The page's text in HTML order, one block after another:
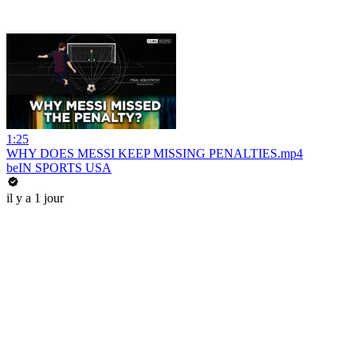
1:25
WHY DOES MESSI KEEP MISSING PENALTIES.mp4
beIN SPORTS USA
il y a 1 jour